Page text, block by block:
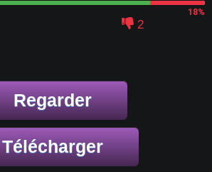
18%
2
Regarder
Télécharger